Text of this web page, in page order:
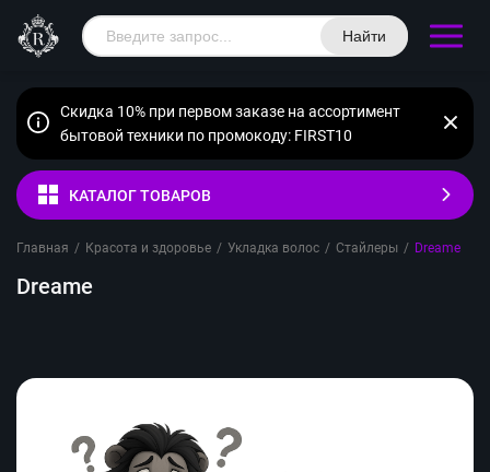
Найти
Скидка 10% при первом заказе на ассортимент
бытовой техники по промокоду: FIRST10
КАТАЛОГ ТОВАРОВ
Главная / Красота и здоровье / Укладка волос / Стайлеры / Dreame
Dreame